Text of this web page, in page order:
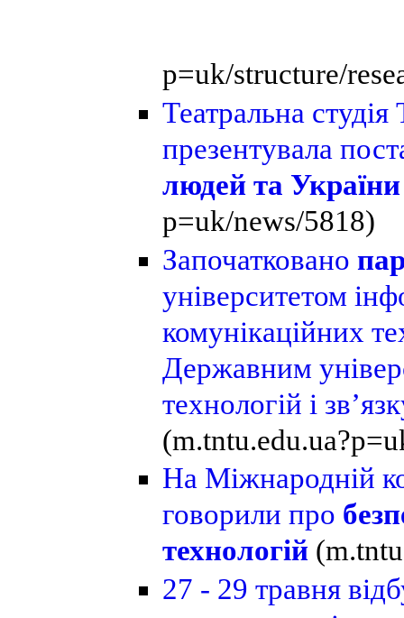
p=uk/structure/
Театральна
презентувала
людей та України
p=uk/news/5818)
Започатковано
університетом
комунікаційних
Державним
технологій і
На Міжнародній
говорили про
технологій
27 - 29 травня